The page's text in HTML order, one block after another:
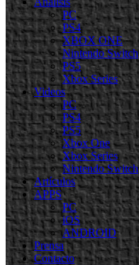
PC
PS4
XBOX ONE
Nintendo Switch
PS5
Xbox Series
Videos
PC
PS4
PS5
Xbox One
Xbox Series
Nintendo Switch
Artículos
APPS
PC
iOS
ANDROID
Prensa
Contacto